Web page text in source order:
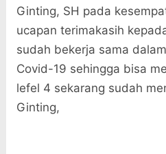
Ginting, SH pada
ucapan terimakasih
sudah bekerja sama
Covid-19 sehingga bisa
lefel 4 sekarang sudah
Ginting,